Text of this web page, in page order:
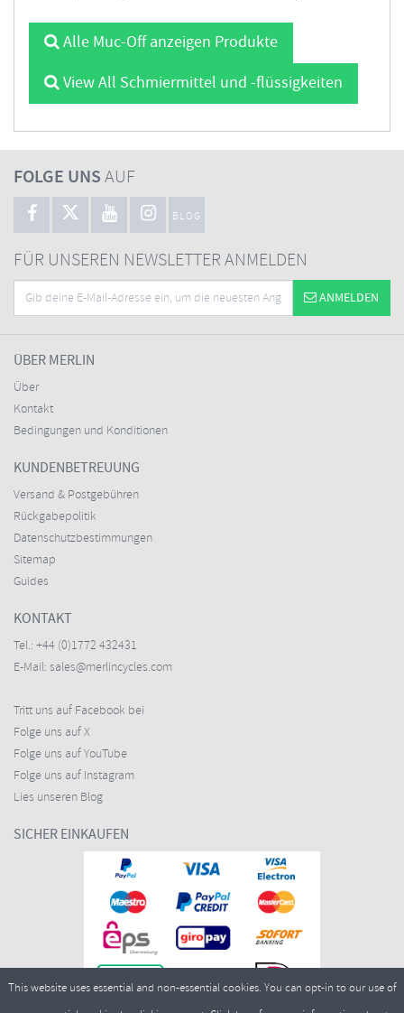
Alle Muc-Off anzeigen Produkte
View All Schmiermittel und -flüssigkeiten
FOLGE UNSAUF
BLOG
FÜR UNSEREN NEWSLETTER ANMELDEN
ANMELDEN
ÜBER MERLIN
Über
Kontakt
Bedingungen und Konditionen
KUNDENBETREUUNG
Versand & Postgebühren
Rückgabepolitik
Datenschutzbestimmungen
Sitemap
Guides
KONTAKT
Tel.: +44 (0)1772 432431
E-Mail: sales@merlincycles.com
Tritt uns auf Facebook bei
Folge uns auf X
Folge uns auf YouTube
Folge uns auf Instagram
Lies unseren Blog
SICHER EINKAUFEN
This website uses essential and non-essential cookies. You can opt-in to our use of